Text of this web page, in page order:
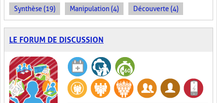
Synthèse (19) Manipulation (4) Découverte (4)
LE FORUM DE DISCUSSION